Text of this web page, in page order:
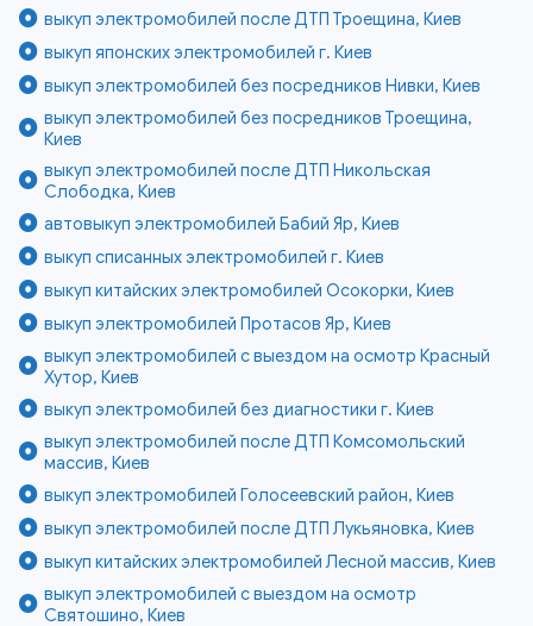
выкуп электромобилей после ДТП Троещина, Киев
выкуп японских электромобилей г. Киев
выкуп электромобилей без посредников Нивки, Киев
выкуп электромобилей без посредников Троещина,
Киев
выкуп электромобилей после ДТП Никольская
Слободка, Киев
автовыкуп электромобилей Бабий Яр, Киев
выкуп списанных электромобилей г. Киев
выкуп китайских электромобилей Осокорки, Киев
выкуп электромобилей Протасов Яр, Киев
выкуп электромобилей с выездом на осмотр Красный
Хутор, Киев
выкуп электромобилей без диагностики г. Киев
выкуп электромобилей после ДТП Комсомольский
массив, Киев
выкуп электромобилей Голосеевский район, Киев
выкуп электромобилей после ДТП Лукьяновка, Киев
выкуп китайских электромобилей Лесной массив, Киев
выкуп электромобилей с выездом на осмотр
Святошино, Киев